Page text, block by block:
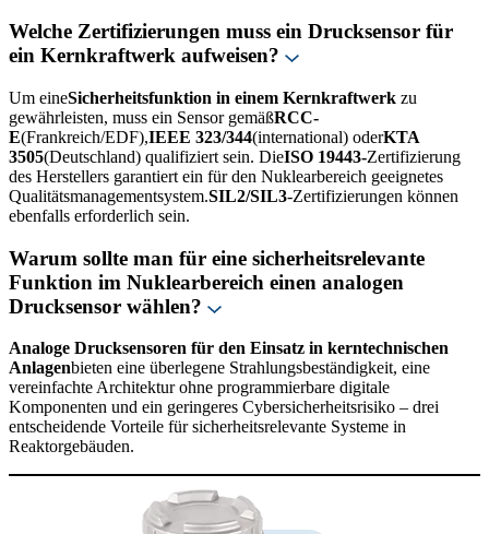
Welche Zertifizierungen muss ein Drucksensor für
ein Kernkraftwerk aufweisen?
Um eineSicherheitsfunktion in einem Kernkraftwerk zu
gewährleisten, muss ein Sensor gemäßRCC-
E(Frankreich/EDF),IEEE 323/344(international) oderKTA
3505(Deutschland) qualifiziert sein. DieISO 19443-Zertifizierung
des Herstellers garantiert ein für den Nuklearbereich geeignetes
Qualitätsmanagementsystem.SIL2/SIL3-Zertifizierungen können
ebenfalls erforderlich sein.
Warum sollte man für eine sicherheitsrelevante
Funktion im Nuklearbereich einen analogen
Drucksensor wählen?
Analoge Drucksensoren für den Einsatz in kerntechnischen
Anlagenbieten eine überlegene Strahlungsbeständigkeit, eine
vereinfachte Architektur ohne programmierbare digitale
Komponenten und ein geringeres Cybersicherheitsrisiko – drei
entscheidende Vorteile für sicherheitsrelevante Systeme in
Reaktorgebäuden.